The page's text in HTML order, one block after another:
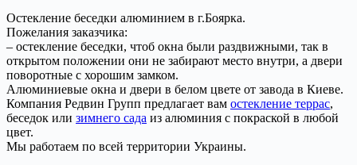
Остекление беседки алюминием в г.Боярка.
Пожелания заказчика:
– остекление беседки, чтоб окна были раздвижными, так в
открытом положении они не забирают место внутри, а двери
поворотные с хорошим замком.
Алюминиевые окна и двери в белом цвете от завода в Киеве.
Компания Редвин Групп предлагает вам остекление террас,
беседок или зимнего сада из алюминия с покраской в любой
цвет.
Мы работаем по всей территории Украины.